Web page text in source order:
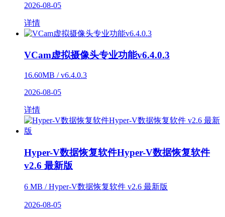
2026-08-05
详情
VCam虚拟摄像头专业功能v6.4.0.3
16.60MB / v6.4.0.3
2026-08-05
详情
Hyper-V数据恢复软件Hyper-V数据恢复软件
v2.6 最新版
6 MB / Hyper-V数据恢复软件 v2.6 最新版
2026-08-05